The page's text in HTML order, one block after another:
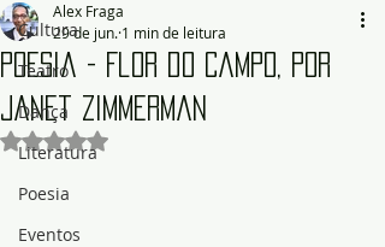
Cultura
Teatro
Dança
Literatura
Poesia
Eventos
Poesia - Flor do Campo, por
Janet Zimmerman
Alex Fraga
29 de jun. 1 min de leitura
Avaliado com NaN de 5 estrelas.